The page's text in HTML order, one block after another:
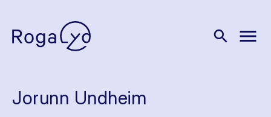
search menu
Jorunn Undheim